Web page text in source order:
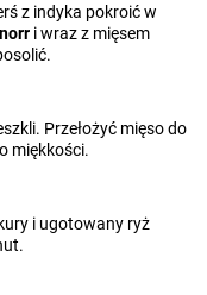
z indyka pokroić w
i wraz z mięsem
Przełożyć mięso do
miękkości.
i ugotowany ryż